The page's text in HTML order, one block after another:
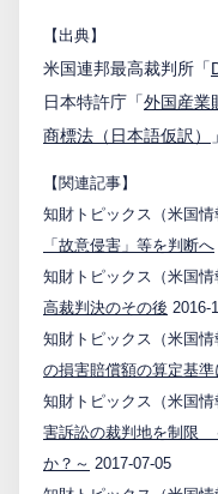
【出典】
米国連邦最高裁判所「
日本特許庁「外国産業
商標法（日本語仮訳）
」
【関連記事】
知財トピックス（米国情
「故意侵害」等を判断へ
知財トピックス（米国情
高裁判決のその後 2016-
知財トピックス（米国情
の損害賠償額の算定基
知財トピックス（米国情
害訴訟の裁判地を制限
か？～ 2017-07-05